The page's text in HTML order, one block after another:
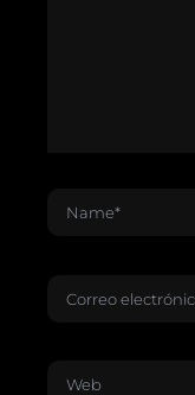
electrónico*